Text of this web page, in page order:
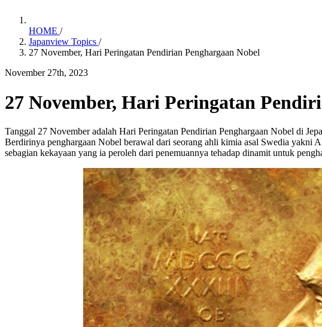
HOME /
Japanview Topics /
27 November, Hari Peringatan Pendirian Penghargaan Nobel
November 27th, 2023
27 November, Hari Peringatan
Tanggal 27 November adalah Hari Peringatan Pendirian Penghargaan Nobel di
Berdirinya penghargaan Nobel berawal dari seorang ahli kimia asal Swedia yakni
sebagian kekayaan yang ia peroleh dari penemuannya tehadap dinamit untuk